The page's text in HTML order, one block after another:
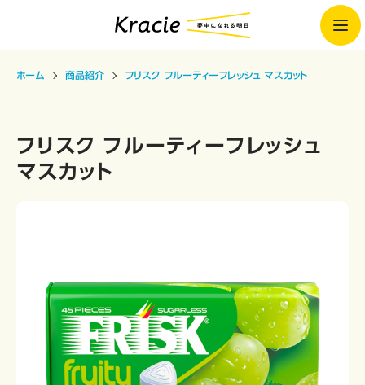
ホーム 商品紹介 フリスク フルーティーフレッシュ マスカット
フリスク フルーティーフレッシュ
マスカット